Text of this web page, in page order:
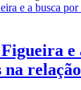
e a busca por
e